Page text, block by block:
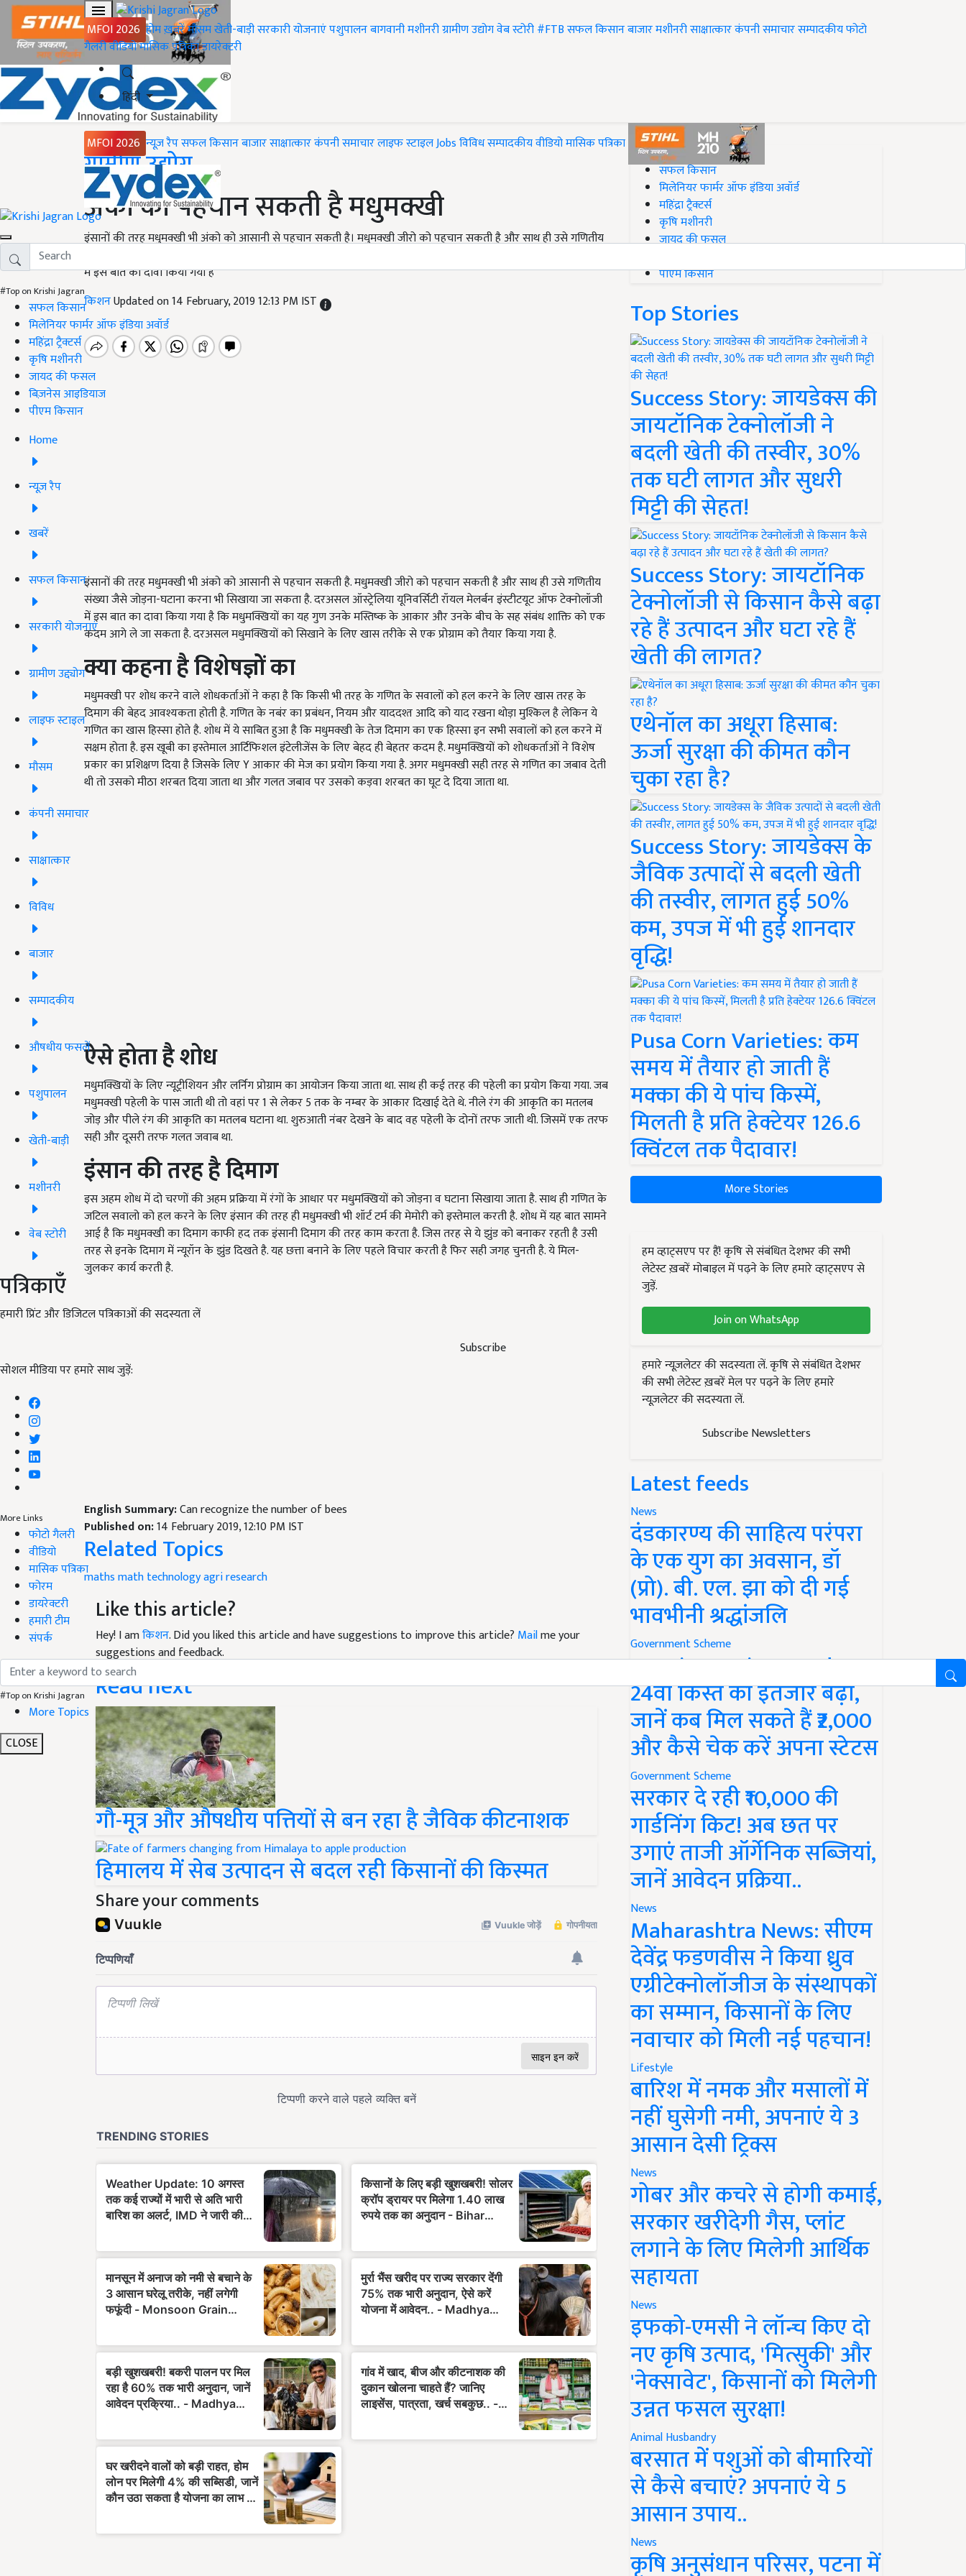
MFOI 2026 होमख़बरेंमौसमखेती-बाड़ीसरकारी योजनाएंपशुपालनबागवानीमशीनरीग्रामीण उद्योगवेब स्टोरी#FTBसफल किसानबाजारमशीनरीसाक्षात्कारकंपनी समाचारसम्पादकीयफोटो
गैलरीवीडियोमासिक पत्रिकाडायरेक्टरी
हिंदी
MFOI 2026 न्यूज़ रैपसफल किसानबाजारसाक्षात्कारकंपनी समाचारलाइफ स्टाइलJobsविविधसम्पादकीयवीडियोमासिक पत्रिका
#Top on Krishi Jagran
सफल किसान
मिलेनियर फार्मर ऑफ इंडिया अवॉर्ड
महिंद्रा ट्रैक्टर्स
कृषि मशीनरी
जायद की फसल
बिज़नेस आइडियाज
पीएम किसान
Home
न्यूज़ रैप
खबरें
सफल किसान
सरकारी योजनाएं
ग्रामीण उद्द्योग
लाइफ स्टाइल
मौसम
कंपनी समाचार
साक्षात्कार
विविध
बाजार
सम्पादकीय
औषधीय फसलें
पशुपालन
खेती-बाड़ी
मशीनरी
वेब स्टोरी
पत्रिकाएँ
हमारी प्रिंट और डिजिटल पत्रिकाओं की सदस्यता लें
Subscribe
सोशल मीडिया पर हमारे साथ जुड़ें:
More Links
फोटो गैलरी
वीडियो
मासिक पत्रिका
फोरम
डायरेक्टरी
हमारी टीम
संपर्क
#Top on Krishi Jagran
More Topics
CLOSE
Home
ग्रामीण उद्योग
अंकों को पहचान सकती है मधुमक्खी
इंसानों की तरह मधुमक्खी भी अंको को आसानी से पहचान सकती है। मधुमक्खी जीरो को पहचान सकती है और साथ ही उसे गणितीय
में इस बात का दावा किया गया है
किशनUpdated on 14 February, 2019 12:13 PM IST
इंसानों की तरह मधुमक्खी भी अंको को आसानी से पहचान सकती है. मधुमक्खी जीरो को पहचान सकती है और साथ ही उसे गणितीय
संख्या जैसे जोड़ना-घटाना करना भी सिखाया जा सकता है. दरअसल ऑस्ट्रेलिया यूनिवर्सिटी रॉयल मेलर्बन इंस्टीटयूट ऑफ टेक्नोलॉजी
में इस बात का दावा किया गया है कि मधुमक्खियों का यह गुण उनके मस्तिष्क के आकार और उनके बीच के सह संबंध शाक्ति को एक
कदम आगे ले जा सकता है. दरअसल मधुमक्खियों को सिखाने के लिए खास तरीके से एक प्रोग्राम को तैयार किया गया है.
क्या कहना है विशेषज्ञों का
मधुमक्खी पर शोध करने वाले शोधकर्ताओं ने कहा है कि किसी भी तरह के गणित के सवालों को हल करने के लिए खास तरह के
दिमाग की बेहद आवश्यकता होती है. गणित के नबंर का प्रबंधन, नियम और याददश्त आदि को याद रखना थोड़ा मुश्किल है लेकिन ये
गणित का खास हिस्सा होते है. शोध में ये साबित हुआ है कि मधुमक्खी के तेज दिमाग का एक हिस्सा इन सभी सवालों को हल करने में
सक्षम होता है. इस खूबी का इस्तेमाल आर्टिफिशल इंटेलीजेंस के लिए बेहद ही बेहतर कदम है. मधुमक्खियों को शोधकर्ताओं ने विशेष
प्रकार का प्रशिक्षण दिया है जिसके लिए Y आकार की मेज का प्रयोग किया गया है. अगर मधुमक्खी सही तरह से गणित का जबाव देती
थी तो उसको मीठा शरबत दिया जाता था और गलत जबाव पर उसको कड़वा शरबत का घूट दे दिया जाता था.
ऐसे होता है शोध
मधुमक्खियों के लिए न्यूट्रीशियन और लर्निग प्रोग्राम का आयोजन किया जाता था. साथ ही कई तरह की पहेली का प्रयोग किया गया. जब
मधुमक्खी पहेली के पास जाती थी तो वहां पर 1 से लेकर 5 तक के नम्बर के आकार दिखाई देते थे. नीले रंग की आकृति का मतलब
जोड़ और पीले रंग की आकृति का मतलब घटाना था. शुरुआती नंबर देखने के बाद वह पहेली के दोनों तरफ जाती थी. जिसमें एक तरफ
सही और दूसरी तरफ गलत जवाब था.
इंसान की तरह है दिमाग
इस अहम शोध में दो चरणों की अहम प्रक्रिया में रंगों के आधार पर मधुमक्खियों को जोड़ना व घटाना सिखाया जाता है. साथ ही गणित के
जटिल सवालो को हल करने के लिए इंसान की तरह ही मधुमक्खी भी शॉर्ट टर्म की मेमोरी को इस्तेमाल करती है. शोध में यह बात सामने
आई है कि मधुमक्खी का दिमाग काफी हद तक इंसानी दिमाग की तरह काम करता है. जिस तरह से ये झुंड को बनाकर रहती है उसी
तरह से इनके दिमाग में न्यूरॉन के झुंड दिखते है. यह छत्ता बनाने के लिए पहले विचार करती है फिर सही जगह चुनती है. ये मिल-
जुलकर कार्य करती है.
English Summary:Can recognize the number of bees
Published on:14 February 2019, 12:10 PM IST
Related Topics
mathsmathtechnologyagri research
Like this article?
Hey! I amकिशन. Did you liked this article and have suggestions to improve this article? Mailme your
suggestions and feedback.
Read next
गौ-मूत्र और औषधीय पत्तियों से बन रहा है जैविक कीटनाशक
हिमालय में सेब उत्पादन से बदल रही किसानों की किस्मत
Share your comments
#Top on Krishi Jagran
सफल किसान
मिलेनियर फार्मर ऑफ इंडिया अवॉर्ड
महिंद्रा ट्रैक्टर्स
कृषि मशीनरी
जायद की फसल
पीएम किसान
Top Stories
Success Story: जायडेक्स की
जायटॉनिक टेक्नोलॉजी ने
बदली खेती की तस्वीर, 30%
तक घटी लागत और सुधरी
मिट्टी की सेहत!
Success Story: जायटॉनिक
टेक्नोलॉजी से किसान कैसे बढ़ा
रहे हैं उत्पादन और घटा रहे हैं
खेती की लागत?
एथेनॉल का अधूरा हिसाब:
ऊर्जा सुरक्षा की कीमत कौन
चुका रहा है?
Success Story: जायडेक्स के
जैविक उत्पादों से बदली खेती
की तस्वीर, लागत हुई 50%
कम, उपज में भी हुई शानदार
वृद्धि!
Pusa Corn Varieties: कम
समय में तैयार हो जाती हैं
मक्का की ये पांच किस्में,
मिलती है प्रति हेक्टेयर 126.6
क्विंटल तक पैदावार!
More Stories
हम व्हाट्सएप पर हैं! कृषि से संबंधित देशभर की सभी
लेटेस्ट ख़बरें मोबाइल में पढ़ने के लिए हमारे व्हाट्सएप से
जुड़ें.
Join on WhatsApp
हमारे न्यूज़लेटर की सदस्यता लें. कृषि से संबंधित देशभर
की सभी लेटेस्ट ख़बरें मेल पर पढ़ने के लिए हमारे
न्यूज़लेटर की सदस्यता लें.
Subscribe Newsletters
Latest feeds
News
दंडकारण्य की साहित्य परंपरा
के एक युग का अवसान, डॉ
(प्रो). बी. एल. झा को दी गई
भावभीनी श्रद्धांजलि
Government Scheme
PM Kisan Yojana Update:
24वीं किस्त का इंतजार बढ़ा,
जानें कब मिल सकते हैं ₹2,000
और कैसे चेक करें अपना स्टेटस
Government Scheme
सरकार दे रही ₹10,000 की
गार्डनिंग किट! अब छत पर
उगाएं ताजी ऑर्गेनिक सब्जियां,
जानें आवेदन प्रक्रिया..
News
Maharashtra News: सीएम
देवेंद्र फडणवीस ने किया ध्रुव
एग्रीटेक्नोलॉजीज के संस्थापकों
का सम्मान, किसानों के लिए
नवाचार को मिली नई पहचान!
Lifestyle
बारिश में नमक और मसालों में
नहीं घुसेगी नमी, अपनाएं ये 3
आसान देसी ट्रिक्स
News
गोबर और कचरे से होगी कमाई,
सरकार खरीदेगी गैस, प्लांट
लगाने के लिए मिलेगी आर्थिक
सहायता
News
इफको-एमसी ने लॉन्च किए दो
नए कृषि उत्पाद, 'मित्सुकी' और
'नेक्सावेट', किसानों को मिलेगी
उन्नत फसल सुरक्षा!
Animal Husbandry
बरसात में पशुओं को बीमारियों
से कैसे बचाएं? अपनाएं ये 5
आसान उपाय..
News
कृषि अनुसंधान परिसर, पटना में